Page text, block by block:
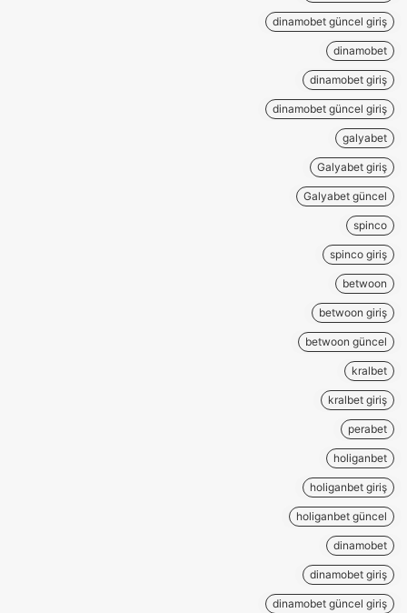
dinamobet güncel giriş
dinamobet
dinamobet giriş
dinamobet güncel giriş
galyabet
Galyabet giriş
Galyabet güncel
spinco
spinco giriş
betwoon
betwoon giriş
betwoon güncel
kralbet
kralbet giriş
perabet
holiganbet
holiganbet giriş
holiganbet güncel
dinamobet
dinamobet giriş
dinamobet güncel giriş